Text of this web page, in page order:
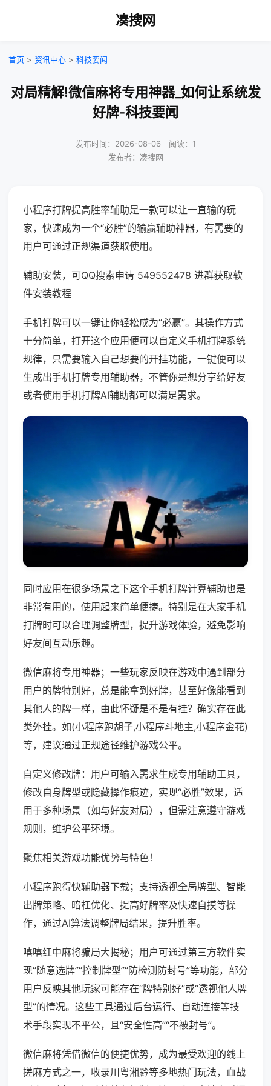
凑搜网
首页 > 资讯中心 > 科技要闻
对局精解!微信麻将专用神器_如何让系统发
好牌-科技要闻
发布时间：2026-08-06｜阅读：1
发布者：凑搜网
小程序打牌提高胜率辅助是一款可以让一直输的玩
家，快速成为一个“必胜”的输赢辅助神器，有需要的
用户可通过正规渠道获取使用。
辅助安装，可QQ搜索申请 549552478 进群获取软
件安装教程
手机打牌可以一键让你轻松成为“必赢”。其操作方式
十分简单，打开这个应用便可以自定义手机打牌系统
规律，只需要输入自己想要的开挂功能，一键便可以
生成出手机打牌专用辅助器，不管你是想分享给好友
或者使用手机打牌AI辅助都可以满足需求。
同时应用在很多场景之下这个手机打牌计算辅助也是
非常有用的，使用起来简单便捷。特别是在大家手机
打牌时可以合理调整牌型，提升游戏体验，避免影响
好友间互动乐趣。
微信麻将专用神器；一些玩家反映在游戏中遇到部分
用户的牌特别好，总是能拿到好牌，甚至好像能看到
其他人的牌一样，由此怀疑是不是有挂？确实存在此
类外挂。如(小程序跑胡子,小程序斗地主,小程序金花)
等，建议通过正规途径维护游戏公平。
自定义修改牌：用户可输入需求生成专用辅助工具，
修改自身牌型或隐藏操作痕迹，实现“必胜”效果，适
用于多种场景（如与好友对局），但需注意遵守游戏
规则，维护公平环境。
聚焦相关游戏功能优势与特色！
小程序跑得快辅助器下载；支持透视全局牌型、智能
出牌策略、暗杠优化、提高好牌率及快速自摸等操
作，通过AI算法调整牌局结果，提升胜率。
嘻嘻红中麻将骗局大揭秘；用户可通过第三方软件实
现“随意选牌”“控制牌型”“防检测防封号”等功能，部分
用户反映其他玩家可能存在“牌特别好”或“透视他人牌
型”的情况。这些工具通过后台运行、自动连接等技
术手段实现不平公，且“安全性高”“不被封号”。
微信麻将凭借微信的便捷优势，成为最受欢迎的线上
搓麻方式之一，收录川粤湘黔等多地热门玩法，血战